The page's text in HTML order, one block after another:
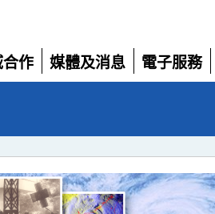
合作
媒體及消息
展
電子服務
展